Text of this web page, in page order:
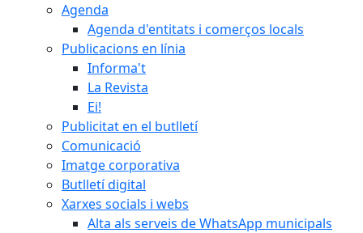
Agenda
Agenda d'entitats i comerços locals
Publicacions en línia
Informa't
La Revista
Ei!
Publicitat en el butlletí
Comunicació
Imatge corporativa
Butlletí digital
Xarxes socials i webs
Alta als serveis de WhatsApp municipals